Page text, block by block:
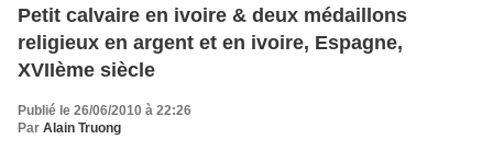
Petit calvaire en ivoire & deux médaillons
religieux en argent et en ivoire, Espagne,
XVIIème siècle
Publié le 26/06/2010 à 22:26
Par Alain Truong